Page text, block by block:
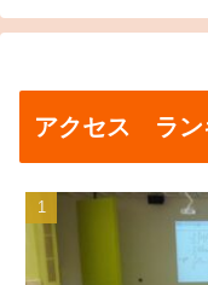
アクセス ラン